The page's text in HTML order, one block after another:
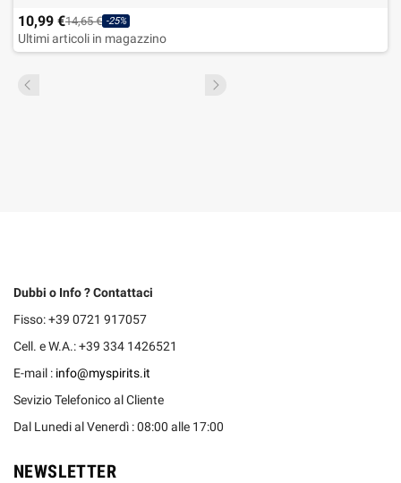
10,99 €14,65 € -25%
Ultimi articoli in magazzino
Dubbi o Info ? Contattaci
Fisso: +39 0721 917057
Cell. e W.A.: +39 334 1426521
E-mail : info@myspirits.it
Sevizio Telefonico al Cliente
Dal Lunedi al Venerdì : 08:00 alle 17:00
NEWSLETTER